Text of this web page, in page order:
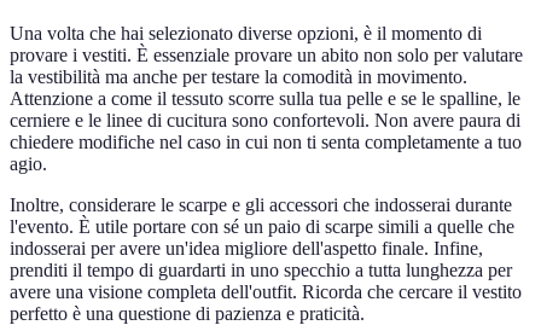
Una volta che hai selezionato diverse opzioni, è il momento di
provare i vestiti. È essenziale provare un abito non solo per valutare
la vestibilità ma anche per testare la comodità in movimento.
Attenzione a come il tessuto scorre sulla tua pelle e se le spalline, le
cerniere e le linee di cucitura sono confortevoli. Non avere paura di
chiedere modifiche nel caso in cui non ti senta completamente a tuo
agio.
Inoltre, considerare le scarpe e gli accessori che indosserai durante
l'evento. È utile portare con sé un paio di scarpe simili a quelle che
indosserai per avere un'idea migliore dell'aspetto finale. Infine,
prenditi il tempo di guardarti in uno specchio a tutta lunghezza per
avere una visione completa dell'outfit. Ricorda che cercare il vestito
perfetto è una questione di pazienza e praticità.